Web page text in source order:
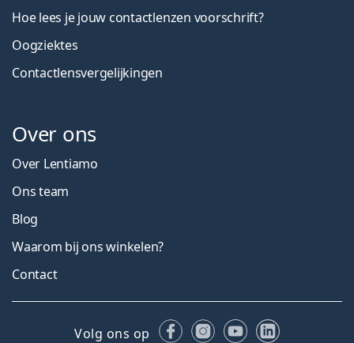
Hoe lees je jouw contactlenzen voorschrift?
Oogziektes
Contactlensvergelijkingen
Over ons
Over Lentiamo
Ons team
Blog
Waarom bij ons winkelen?
Contact
Volg ons op FacebookInstagram
YouTubeLinkedIn